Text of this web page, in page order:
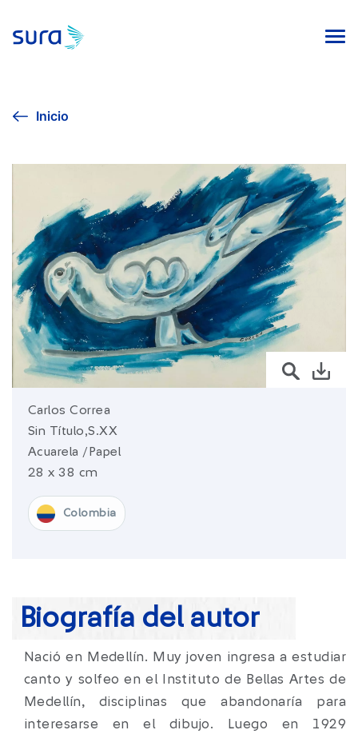
AGENDA CULTURAL
EXPOSICIÓN SURA 2024
COLECCIÓN DE ARTE
PUBLICACIONES EDITORIALES
Línea ética
Contacto
sura.com
Más deSURA
SURA en:
Inicio
Carlos Correa
Sin Título,S.XX
Acuarela /Papel
28 x 38 cm
Colombia
Biografía del autor
Nació en Medellín. Muy joven ingresa a estudiar
canto y solfeo en el Instituto de Bellas Artes de
Medellín, disciplinas que abandonaría para
interesarse en el dibujo. Luego en 1929